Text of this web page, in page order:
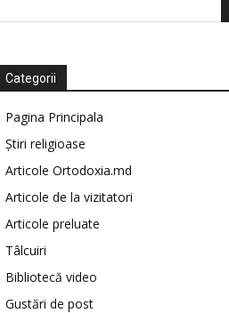
Categorii
Pagina Principala
Știri religioase
Articole Ortodoxia.md
Articole de la vizitatori
Articole preluate
Tâlcuiri
Bibliotecă video
Gustări de post